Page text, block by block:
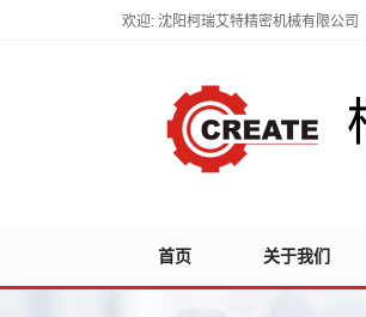
欢迎: 沈阳柯瑞艾特精密机械有限公司
首页 关于我们